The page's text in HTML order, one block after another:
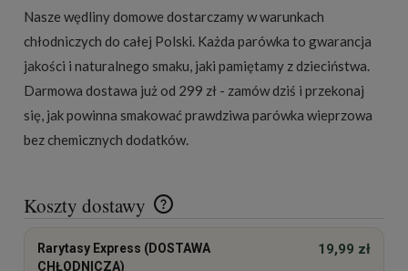
Nasze wędliny domowe dostarczamy w warunkach
chłodniczych do całej Polski. Każda parówka to gwarancja
jakości i naturalnego smaku, jaki pamiętamy z dzieciństwa.
Darmowa dostawa już od 299 zł - zamów dziś i przekonaj
się, jak powinna smakować prawdziwa parówka wieprzowa
bez chemicznych dodatków.
Koszty dostawy
Cena nie zawiera ewentualnych kosztów płatności
Rarytasy Express (DOSTAWA
CHŁODNICZA)
19,99 zł